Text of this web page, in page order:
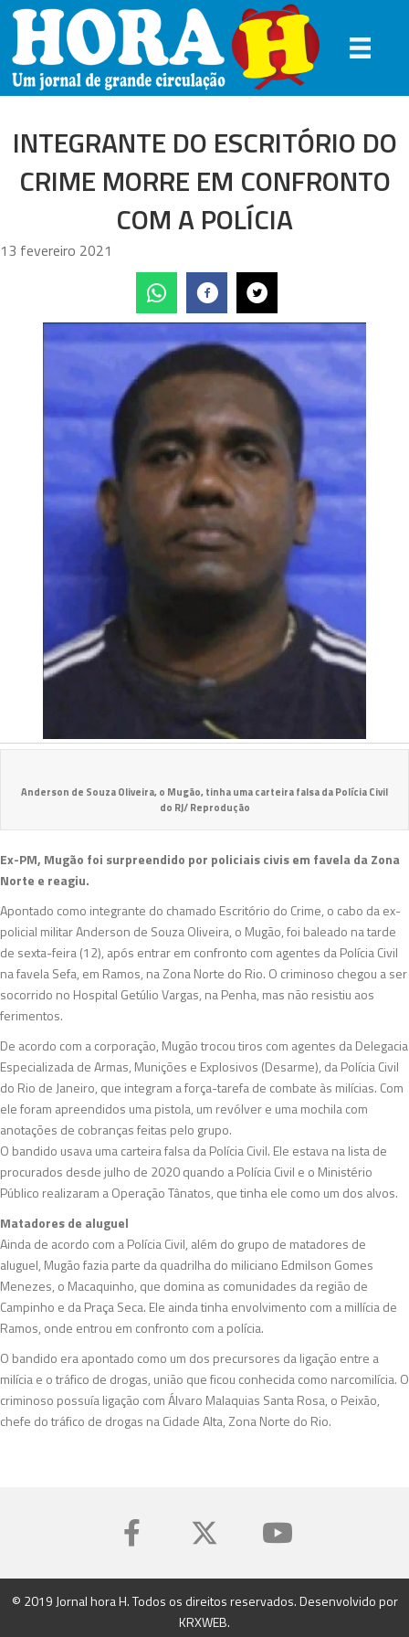
INTEGRANTE DO ESCRITÓRIO DO
CRIME MORRE EM CONFRONTO
COM A POLÍCIA
13 fevereiro 2021
Anderson de Souza Oliveira, o Mugão, tinha uma carteira falsa da Polícia Civil
do RJ/ Reprodução
Ex-PM, Mugão foi surpreendido por policiais civis em favela da Zona
Norte e reagiu.
Apontado como integrante do chamado Escritório do Crime, o cabo da ex-
policial militar Anderson de Souza Oliveira, o Mugão, foi baleado na tarde
de sexta-feira (12), após entrar em confronto com agentes da Polícia Civil
na favela Sefa, em Ramos, na Zona Norte do Rio. O criminoso chegou a ser
socorrido no Hospital Getúlio Vargas, na Penha, mas não resistiu aos
ferimentos.
De acordo com a corporação, Mugão trocou tiros com agentes da Delegacia
Especializada de Armas, Munições e Explosivos (Desarme), da Polícia Civil
do Rio de Janeiro, que integram a força-tarefa de combate às milícias. Com
ele foram apreendidos uma pistola, um revólver e uma mochila com
anotações de cobranças feitas pelo grupo.
O bandido usava uma carteira falsa da Polícia Civil. Ele estava na lista de
procurados desde julho de 2020 quando a Polícia Civil e o Ministério
Público realizaram a Operação Tânatos, que tinha ele como um dos alvos.
Matadores de aluguel
Ainda de acordo com a Polícia Civil, além do grupo de matadores de
aluguel, Mugão fazia parte da quadrilha do miliciano Edmilson Gomes
Menezes, o Macaquinho, que domina as comunidades da região de
Campinho e da Praça Seca. Ele ainda tinha envolvimento com a millícia de
Ramos, onde entrou em confronto com a polícia.
O bandido era apontado como um dos precursores da ligação entre a
milícia e o tráfico de drogas, união que ficou conhecida como narcomilícia. O
criminoso possuía ligação com Álvaro Malaquias Santa Rosa, o Peixão,
chefe do tráfico de drogas na Cidade Alta, Zona Norte do Rio.
© 2019 Jornal hora H. Todos os direitos reservados. Desenvolvido por
KRXWEB.